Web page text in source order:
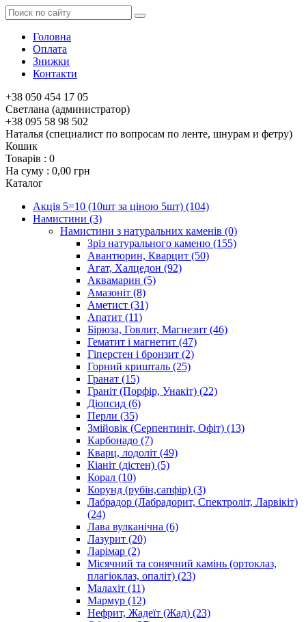
Головна
Оплата
Знижки
Контакти
+38 050 454 17 05
Светлана (администратор)
+38 095 58 98 502
Наталья (специалист по вопросам по ленте, шнурам и фетру)
Кошик
Товарів : 0
На суму : 0,00 грн
Каталог
Акція 5=10 (10шт за ціною 5шт) (104)
Намистини (3)
Намистини з натуральних каменів (0)
Зріз натурального каменю (155)
Авантюрин, Кварцит (50)
Агат, Халцедон (92)
Аквамарин (5)
Амазоніт (8)
Аметист (31)
Апатит (11)
Бірюза, Говлит, Магнезит (46)
Гематит і магнетит (47)
Гіперстен і бронзит (2)
Горний кришталь (25)
Гранат (15)
Граніт (Порфір, Унакіт) (22)
Діопсид (6)
Перли (35)
Змійовік (Серпентиніт, Офіт) (13)
Карбонадо (7)
Кварц, лодоліт (49)
Кіаніт (дістен) (5)
Корал (10)
Корунд (рубін,сапфір) (3)
Лабрадор (Лабрадорит, Спектроліт, Ларвікіт)
(24)
Лава вулканічна (6)
Лазурит (20)
Ларімар (2)
Місячний та сонячний камінь (ортоклаз,
плагіоклаз, опаліт) (23)
Малахіт (11)
Мармур (12)
Нефрит, Жадеїт (Жад) (23)